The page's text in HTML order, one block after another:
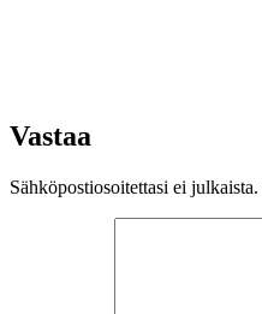
Vastaa
Sähköpostiosoitettasi ei julkaista.